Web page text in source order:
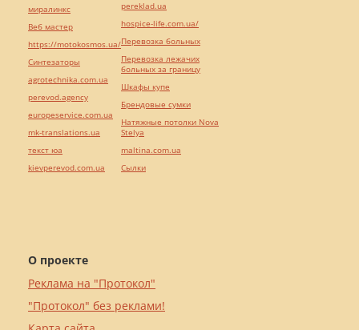
О проекте
Реклама на "Протокол"
"Протокол" без реклами!
миралинкс
Веб мастер
https://motokosmos.ua/
Синтезаторы
agrotechnika.com.ua
perevod.agency
europeservice.com.ua
mk-translations.ua
текст юа
kievperevod.com.ua
pereklad.ua
hospice-life.com.ua/
Перевозка больных
Перевозка лежачих
больных за границу
Шкафы купе
Брендовые сумки
Натяжные потолки Nova
Stelya
maltina.com.ua
Cылки